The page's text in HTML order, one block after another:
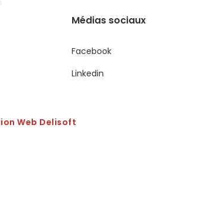
Médias sociaux
Facebook
Linkedin
Web Delisoft